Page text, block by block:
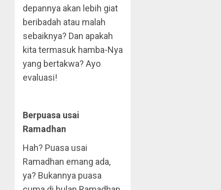
depannya akan lebih giat
beribadah atau malah
sebaiknya? Dan apakah
kita termasuk hamba-Nya
yang bertakwa? Ayo
evaluasi!
Berpuasa usai
Ramadhan
Hah? Puasa usai
Ramadhan emang ada,
ya? Bukannya puasa